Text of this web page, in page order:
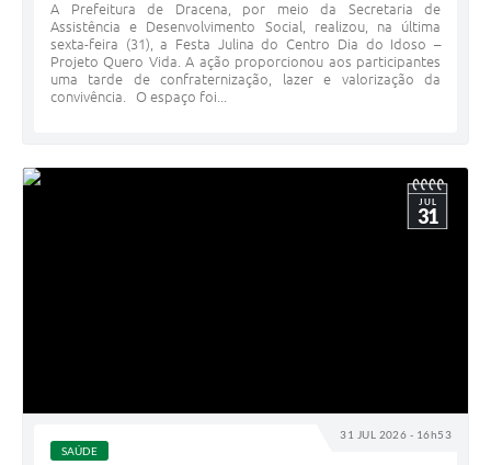
A Prefeitura de Dracena, por meio da Secretaria de
Assistência e Desenvolvimento Social, realizou, na última
sexta-feira (31), a Festa Julina do Centro Dia do Idoso –
Projeto Quero Vida. A ação proporcionou aos participantes
uma tarde de confraternização, lazer e valorização da
convivência. O espaço foi...
31 JUL 2026 - 16h53
JUL
31
SAÚDE